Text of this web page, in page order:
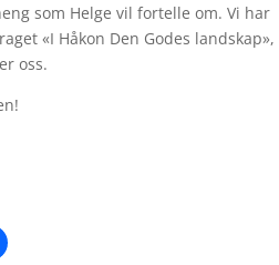
som Helge vil fortelle om. Vi har
«I Håkon Den Godes landskap»,
oss.